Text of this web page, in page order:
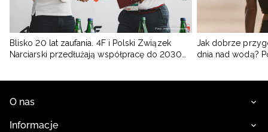
Blisko 20 lat zaufania. 4F i Polski Związek
Narciarski przedłużają współpracę do 2030
Jak dobrze
dnia nad wodą?
O nas
Informacje